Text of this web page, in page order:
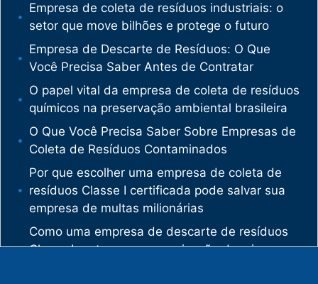
Empresa de coleta de resíduos industriais: o
setor que move bilhões e protege o futuro
Empresa de Descarte de Resíduos: O Que
Você Precisa Saber Antes de Contratar
O papel vital da empresa de coleta de resíduos
químicos na preservação ambiental brasileira
O Que Você Precisa Saber Sobre Empresas de
Coleta de Resíduos Contaminados
Por que escolher uma empresa de coleta de
resíduos Classe I certificada pode salvar sua
empresa de multas milionárias
Como uma empresa de descarte de resíduos
Classe I protege sua organização de crimes